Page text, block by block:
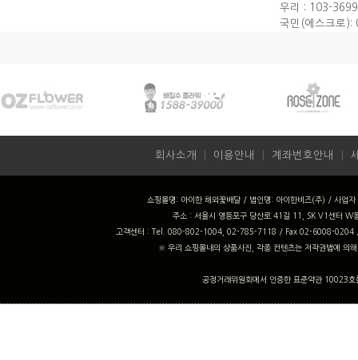
우리 : 103-
국민(에스크로
회사소개 이용안내 계좌번호안내
쇼핑몰명: 아이한 해외꽃배달 / 법인명: 아이한비즈(주) / 사업
주소 : 서울시 영등포구 당산로 41길 11, SK V1센터
고객센터 : Tel. 080-802-1004, 02-785-7118 / Fax 02-6008-0204
※ 우리 쇼핑몰내의 상품사진, 각종 컨텐츠는 저작권법에 의
공정거래위원회에서 인증한 표준약관 10023